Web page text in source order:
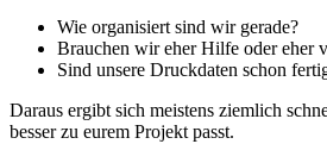
Wie organisiert sind wir gerade?
Brauchen wir eher Hilfe oder eher
Sind unsere Druckdaten schon
Daraus ergibt sich meistens ziemlich
besser zu eurem Projekt passt.